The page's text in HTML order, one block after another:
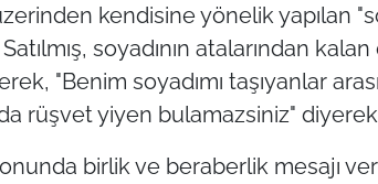
kendisine yönelik yapılan
soyadının atalarından
"Benim soyadımı taşıyanlar
da rüşvet yiyen bulamazsiniz"
birlik ve beraberlik mesajı